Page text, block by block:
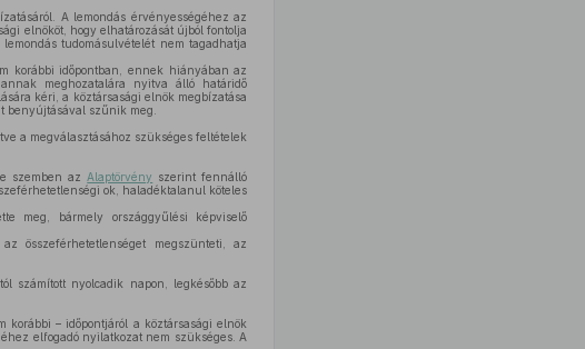
A lemondás érvényességéhez az
elnököt, hogy elhatározását újból fontolja
tudomásulvételét nem tagadhatja
korábbi időpontban, ennek hiányában az
meghozatalára nyitva álló határidő
kéri, a köztársasági elnök megbízatása
benyújtásával szűnik meg.
a megválasztásához szükséges feltételek
szemben az Alaptörvény szerint fennálló
ok, haladéktalanul köteles
meg, bármely országgyűlési képviselő
összeférhetetlenséget megszünteti, az
számított nyolcadik napon, legkésőbb az
– időpontjáról a köztársasági elnök
elfogadó nyilatkozat nem szükséges. A